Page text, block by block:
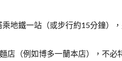
乘地鐵一站（或步行約15分鐘）
店（例如博多一蘭本店），不必